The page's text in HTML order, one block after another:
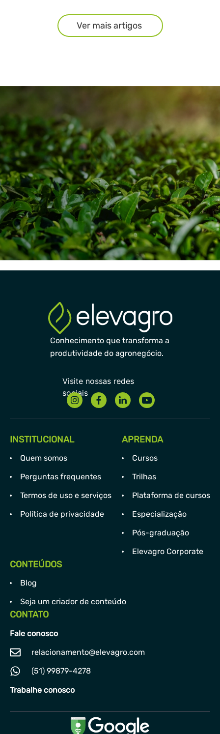
Ver mais artigos
Conhecimento que transforma a
produtividade do agronegócio.
INSTITUCIONAL
Quem somos
Perguntas frequentes
Termos de uso e serviços
Política de privacidade
APRENDA
Cursos
Trilhas
Plataforma de cursos
Especialização
Pós-graduação
Elevagro Corporate
CONTEÚDOS
Blog
Seja um criador de conteúdo
CONTATO
Fale conosco
relacionamento@elevagro.com
(51) 99879-4278
Trabalhe conosco